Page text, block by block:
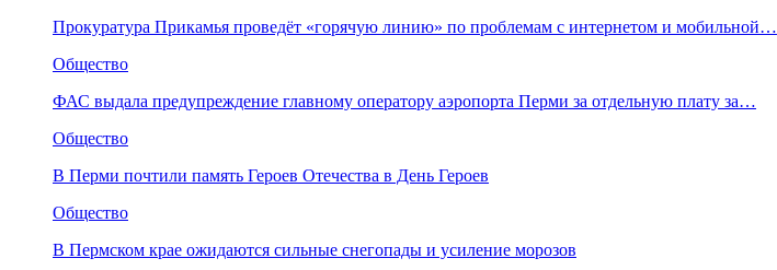
Прокуратура Прикамья проведёт «горячую линию» по проблемам с интернетом и мобильной…
Общество
ФАС выдала предупреждение главному оператору аэропорта Перми за отдельную плату за…
Общество
В Перми почтили память Героев Отечества в День Героев
Общество
В Пермском крае ожидаются сильные снегопады и усиление морозов